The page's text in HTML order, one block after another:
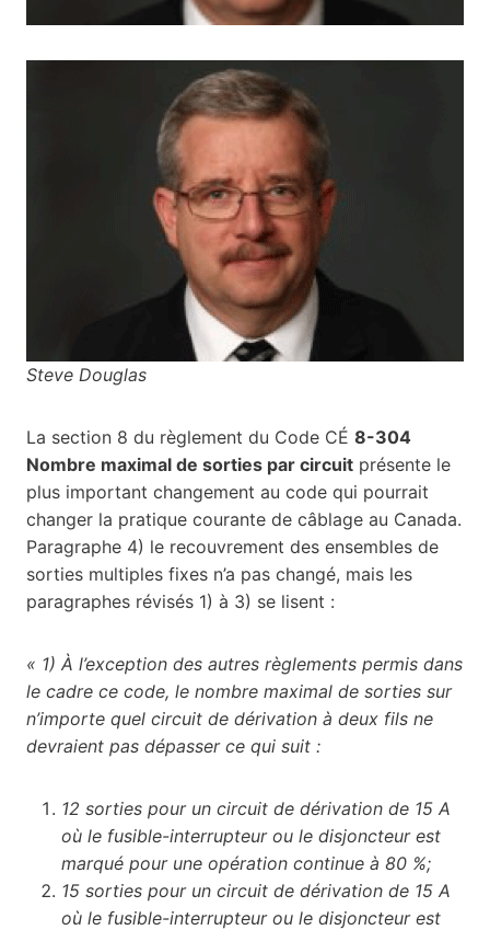
Steve Douglas
La section 8 du règlement du Code CÉ 8-304
Nombre maximal de sorties par circuit présente le
plus important changement au code qui pourrait
changer la pratique courante de câblage au Canada.
Paragraphe 4) le recouvrement des ensembles de
sorties multiples fixes n’a pas changé, mais les
paragraphes révisés 1) à 3) se lisent :
« 1) À l’exception des autres règlements permis dans
le cadre ce code, le nombre maximal de sorties sur
n’importe quel circuit de dérivation à deux fils ne
devraient pas dépasser ce qui suit :
12 sorties pour un circuit de dérivation de 15 A
où le fusible-interrupteur ou le disjoncteur est
marqué pour une opération continue à 80 %;
15 sorties pour un circuit de dérivation de 15 A
où le fusible-interrupteur ou le disjoncteur est